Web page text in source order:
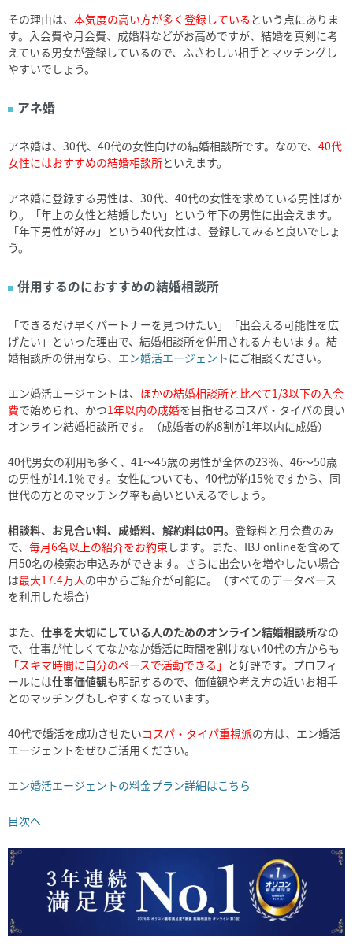
その理由は、 本気度の高い方が多く登録している という点にありま
す。入会費や月会費、成婚料などがお高めですが、結婚を真剣に考
えている男女が登録しているので、ふさわしい相手とマッチングし
やすいでしょう。
アネ婚
アネ婚は、30代、40代の女性向けの結婚相談所です。なので、 40代
女性にはおすすめの結婚相談所といえます。
アネ婚に登録する男性は、30代、40代の女性を求めている男性ばか
り。「年上の女性と結婚したい」という年下の男性に出会えます。
「年下男性が好み」という40代女性は、登録してみると良いでしょ
う。
併用するのにおすすめの結婚相談所
「できるだけ早くパートナーを見つけたい」「出会える可能性を広
げたい」といった理由で、結婚相談所を併用される方もいます。結
婚相談所の併用なら、 エン婚活エージェントにご相談ください。
エン婚活エージェントは、 ほかの結婚相談所と比べて1/3以下の入会
費で始められ、かつ1年以内の成婚を目指せるコスパ・タイパの良い
オンライン結婚相談所です。（成婚者の約8割が1年以内に成婚）
40代男女の利用も多く、41～45歳の男性が全体の23％、46～50歳
の男性が14.1％です。女性についても、40代が約15％ですから、同
世代の方とのマッチング率も高いといえるでしょう。
相談料、お見合い料、成婚料、解約料は0円。 登録料と月会費のみ
で、 毎月6名以上の紹介をお約束 します。また、IBJ onlineを含めて
月50名の検索お申込みができます。さらに出会いを増やしたい場合
は最大17.4万人の中からご紹介が可能に。（すべてのデータベース
を利用した場合）
また、 仕事を大切にしている人のためのオンライン結婚相談所なの
で、仕事が忙しくてなかなか婚活に時間を割けない40代の方からも
「スキマ時間に自分のペースで活動できる」 と好評です。プロフィ
ールには仕事価値観も明記するので、価値観や考え方の近いお相手
とのマッチングもしやすくなっています。
40代で婚活を成功させたいコスパ・タイパ重視派の方は、エン婚活
エージェントをぜひご活用ください。
エン婚活エージェントの料金プラン詳細はこちら
目次へ